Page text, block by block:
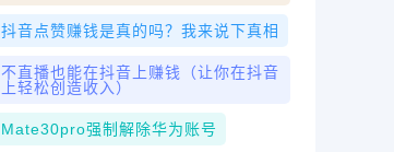
抖音点赞赚钱是真的吗？我来说下真相
不直播也能在抖音上赚钱（让你在抖音
上轻松创造收入）
Mate30pro强制解除华为账号